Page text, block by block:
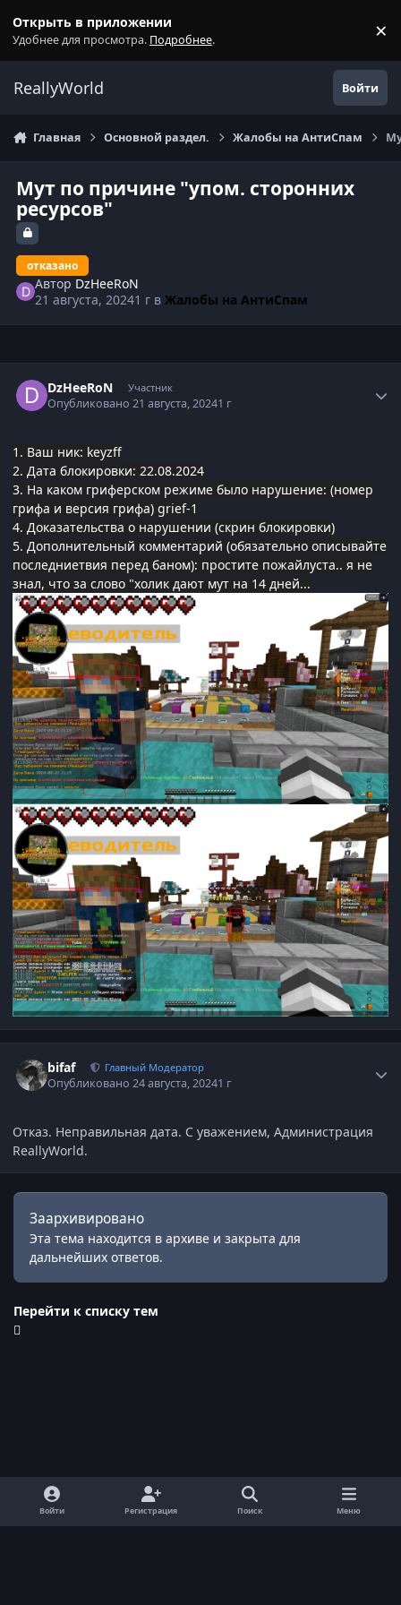
Открыть в приложении
Удобнее для просмотра. Подробнее. ×
ReallyWorld Войти
Главная Основной раздел. Жалобы на АнтиСпам
Мут по причине "упом. сторонних
ресурсов"
отказано
Автор DzHeeRoN
21 августа, 20241 г в Жалобы на АнтиСпам
DzHeeRoN Участник
Опубликовано21 августа, 20241 г
1. Ваш ник: keyzff
2. Дата блокировки: 22.08.2024
3. На каком гриферском режиме было нарушение: (номер
грифа и версия грифа) grief-1
4. Доказательства о нарушении (скрин блокировки)
5. Дополнительный комментарий (обязательно описывайте
последниетвия перед баном): простите пожайлуста.. я не
знал, что за слово "холик дают мут на 14 дней...
bifaf Главный Модератор
Опубликовано24 августа, 20241 г
Отказ. Неправильная дата. С уважением, Администрация
ReallyWorld.
Заархивировано
Эта тема находится в архиве и закрыта для
дальнейших ответов.
Перейти к списку тем
Войти Регистрация Поиск Меню